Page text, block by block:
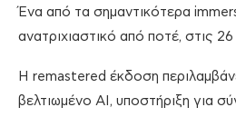
Ένα από τα σημαντικότερα
ανατριχιαστικό από ποτέ, στις 26
Η remastered έκδοση
βελτιωμένο AI, υποστήριξη για